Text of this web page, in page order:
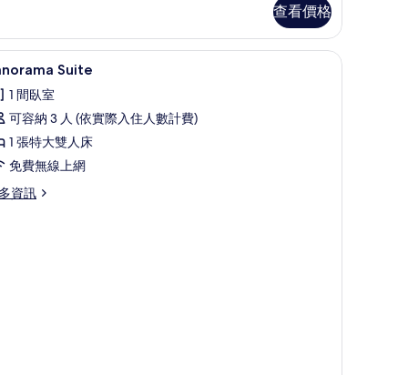
查看價格
Panorama Suite | 高級寢具、迷你吧、客房內
4 Suite
1 間臥室
可容納 3 人 (依實際入住人數計費)
1 張特大雙人床
免費無線上網
資訊